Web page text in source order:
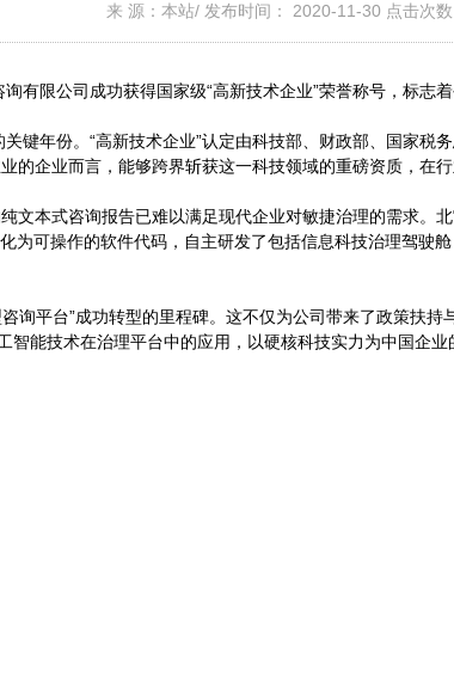
来 源：本站/ 发布时间： 2020-11-30 点击次数
有限公司成功获得国家级“高新技术企业”荣誉称号，标志
键年份。“高新技术企业”认定由科技部、财政部、国家
企业而言，能够跨界斩获这一科技领域的重磅资质，在
文本式咨询报告已难以满足现代企业对敏捷治理的需求。
为可操作的软件代码，自主研发了包括信息科技治理驾
询平台”成功转型的里程碑。这不仅为公司带来了政策扶
能技术在治理平台中的应用，以硬核科技实力为中国企业